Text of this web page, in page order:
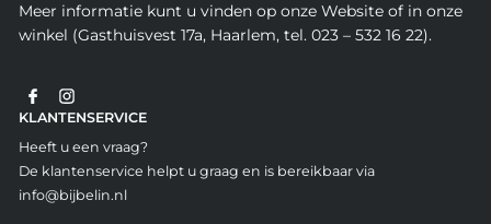
Meer informatie kunt u vinden op onze Website of in onze
winkel (Gasthuisvest 17a, Haarlem, tel. 023 – 532 16 22).
KLANTENSERVICE
Heeft u een vraag?
De klantenservice helpt u graag en is bereikbaar via
info@bijbelin.nl